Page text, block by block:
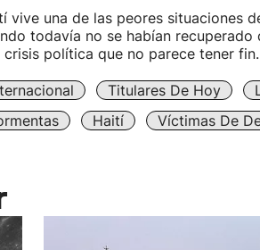
vive una de las peores situaciones
todavía no se habían
crisis política que no parece tener
Titulares De Hoy
Haití Víctimas De